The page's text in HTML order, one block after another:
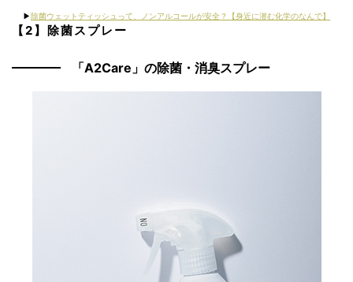
▶︎ 除菌ウェットティッシュって、ノンアルコールが安全？【身近に潜む化学のなんで】
【2】除菌スプレー
「A2Care」の除菌・消臭スプレー